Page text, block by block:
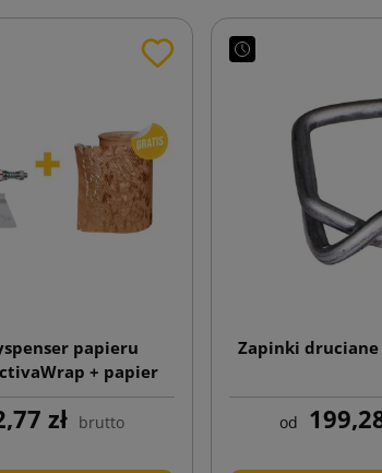
papieru
+ papier
plaster miodu
395mmx250m
zł brutto
Zapinki druciane
od